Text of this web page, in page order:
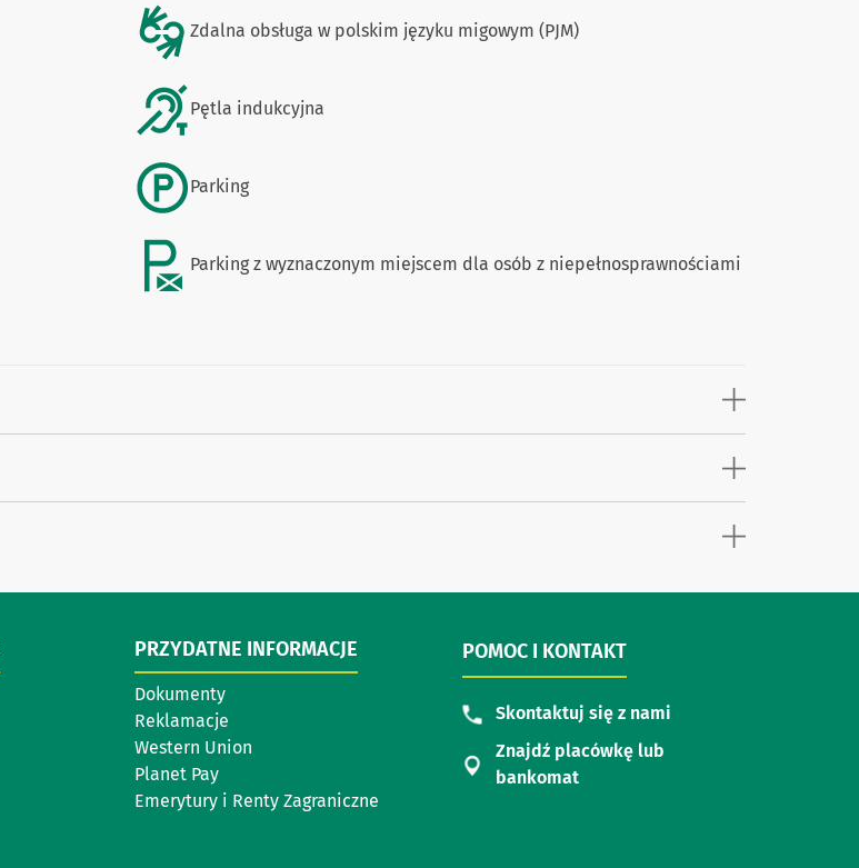
Zdalna obsługa w polskim języku migowym (PJM)
Pętla indukcyjna
Parking
Parking z wyznaczonym miejscem dla osób z niepełnosprawnościami
PRZYDATNE INFORMACJE
Dokumenty
Reklamacje
Western Union
Planet Pay
Emerytury i Renty Zagraniczne
POMOC I KONTAKT
Skontaktuj się z nami
Znajdź placówkę lub
bankomat